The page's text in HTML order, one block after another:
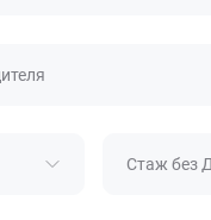
Стаж без